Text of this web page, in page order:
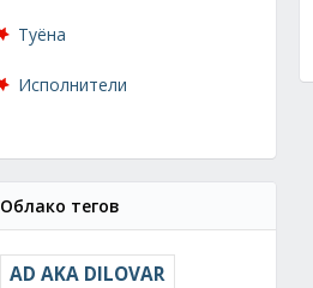
Туёна
Исполнители
Облако тегов
AD AKA DILOVAR